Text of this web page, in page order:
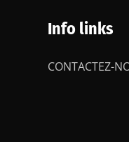
Info links
CONTACTEZ-